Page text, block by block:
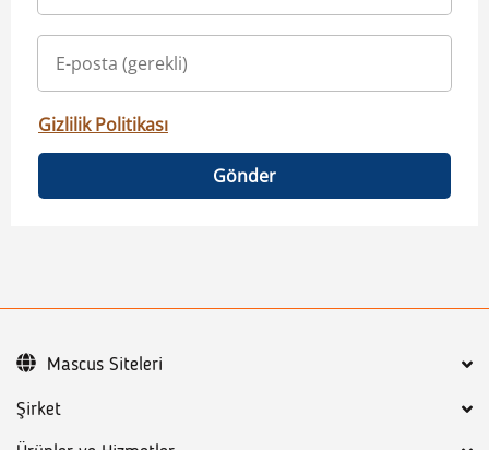
Gizlilik Politikası
Gönder
Şirket
Mascus Siteleri